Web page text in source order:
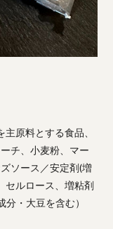
原料とする食品、
チ、小麦粉、マー
ソース／安定剤(増
セルロース、増粘剤
・大豆を含む）